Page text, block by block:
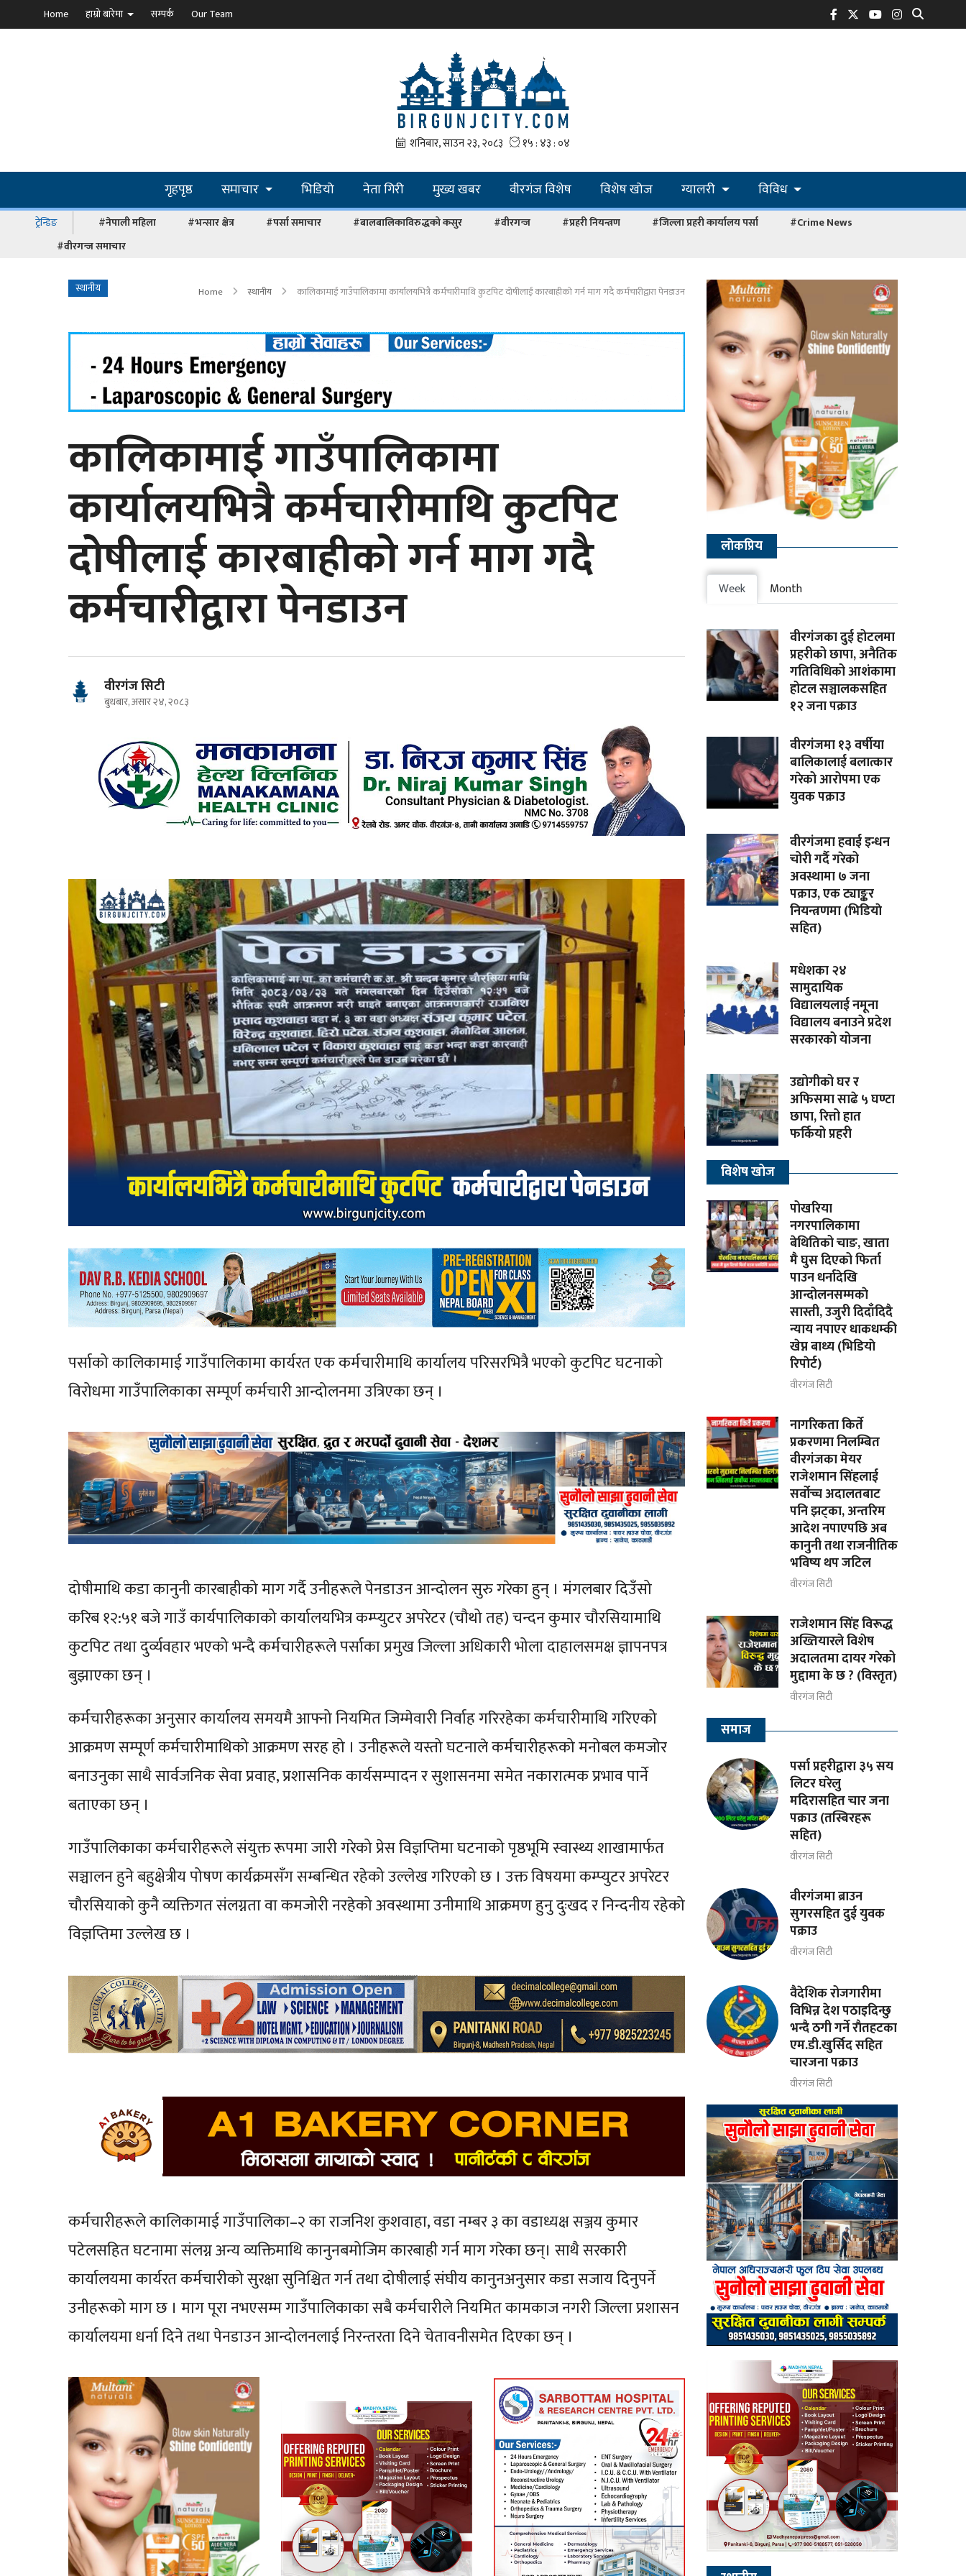
Home हाम्रो बारेमा सम्पर्क Our Team
गृहपृष्ठ समाचार भिडियो नेता गिरी मुख्य खबर वीरगंज विशेष विशेष खोज ग्यालरी विविध
ट्रेन्डिङ #नेपाली महिला #भन्सार क्षेत्र #पर्सा समाचार #बालबालिकाविरुद्धको कसुर #वीरगन्ज #प्रहरी नियन्त्रण #जिल्ला प्रहरी कार्यालय पर्सा
#Crime News
#वीरगन्ज समाचार
स्थानीय Home स्थानीय कालिकामाई गाउँपालिकामा कार्यालयभित्रै कर्मचारीमाथि कुटपिट दोषीलाई कारबाहीकाे गर्न माग गदै कर्मचारीद्वारा पेनडाउन
कालिकामाई गाउँपालिकामा
कार्यालयभित्रै कर्मचारीमाथि कुटपिट
दोषीलाई कारबाहीकाे गर्न माग गदै
कर्मचारीद्वारा पेनडाउन
वीरगंज सिटी
बुधबार, असार २४, २०८३
पर्साको कालिकामाई गाउँपालिकामा कार्यरत एक कर्मचारीमाथि कार्यालय परिसरभित्रै भएको कुटपिट घटनाको
विरोधमा गाउँपालिकाका सम्पूर्ण कर्मचारी आन्दोलनमा उत्रिएका छन् ।
दोषीमाथि कडा कानुनी कारबाहीको माग गर्दै उनीहरूले पेनडाउन आन्दोलन सुरु गरेका हुन् । मंगलबार दिउँसो
करिब १२:५१ बजे गाउँ कार्यपालिकाको कार्यालयभित्र कम्प्युटर अपरेटर (चौथो तह) चन्दन कुमार चौरसियामाथि
कुटपिट तथा दुर्व्यवहार भएको भन्दै कर्मचारीहरूले पर्साका प्रमुख जिल्ला अधिकारी भोला दाहालसमक्ष ज्ञापनपत्र
बुझाएका छन् ।
कर्मचारीहरूका अनुसार कार्यालय समयमै आफ्नो नियमित जिम्मेवारी निर्वाह गरिरहेका कर्मचारीमाथि गरिएको
आक्रमण सम्पूर्ण कर्मचारीमाथिको आक्रमण सरह हो । उनीहरूले यस्तो घटनाले कर्मचारीहरूको मनोबल कमजोर
बनाउनुका साथै सार्वजनिक सेवा प्रवाह, प्रशासनिक कार्यसम्पादन र सुशासनमा समेत नकारात्मक प्रभाव पार्ने
बताएका छन् ।
गाउँपालिकाका कर्मचारीहरूले संयुक्त रूपमा जारी गरेको प्रेस विज्ञप्तिमा घटनाको पृष्ठभूमि स्वास्थ्य शाखामार्फत
सञ्चालन हुने बहुक्षेत्रीय पोषण कार्यक्रमसँग सम्बन्धित रहेको उल्लेख गरिएको छ । उक्त विषयमा कम्प्युटर अपरेटर
चौरसियाको कुनै व्यक्तिगत संलग्नता वा कमजोरी नरहेको अवस्थामा उनीमाथि आक्रमण हुनु दुःखद र निन्दनीय रहेको
विज्ञप्तिमा उल्लेख छ ।
कर्मचारीहरूले कालिकामाई गाउँपालिका–२ का राजनिश कुशवाहा, वडा नम्बर ३ का वडाध्यक्ष सञ्जय कुमार
पटेलसहित घटनामा संलग्न अन्य व्यक्तिमाथि कानुनबमोजिम कारबाही गर्न माग गरेका छन्। साथै सरकारी
कार्यालयमा कार्यरत कर्मचारीको सुरक्षा सुनिश्चित गर्न तथा दोषीलाई संघीय कानुनअनुसार कडा सजाय दिनुपर्ने
उनीहरूको माग छ । माग पूरा नभएसम्म गाउँपालिकाका सबै कर्मचारीले नियमित कामकाज नगरी जिल्ला प्रशासन
कार्यालयमा धर्ना दिने तथा पेनडाउन आन्दोलनलाई निरन्तरता दिने चेतावनीसमेत दिएका छन् ।
लाेकप्रिय
Week Month
वीरगंजका दुई होटलमा
प्रहरीको छापा, अनैतिक
गतिविधिको आशंकामा
होटल सञ्चालकसहित
१२ जना पक्राउ
वीरगंजमा १३ वर्षीया
बालिकालाई बलात्कार
गरेको आरोपमा एक
युवक पक्राउ
वीरगंजमा हवाई इन्धन
चोरी गर्दै गरेको
अवस्थामा ७ जना
पक्राउ, एक ट्याङ्कर
नियन्त्रणमा (भिडियाे
सहित)
मधेशका २४
सामुदायिक
विद्यालयलाई नमूना
विद्यालय बनाउने प्रदेश
सरकारको योजना
उद्योगीको घर र
अफिसमा साढे ५ घण्टा
छापा, रित्तो हात
फर्कियो प्रहरी
विशेष खोज
पोखरिया
नगरपालिकामा
बेथितिको चाङ, खाता
मै घुस दिएको फिर्ता
पाउन धर्नादेखि
आन्दोलनसम्मकाे
सास्ती, उजुरी दिदाँदिदै
न्याय नपाएर धाकधम्की
खेप्न बाध्य (भिडियाे
रिपाेर्ट)
वीरगंज सिटी
नागरिकता किर्ते
प्रकरणमा निलम्बित
वीरगंजका मेयर
राजेशमान सिंहलाई
सर्वोच्च अदालतबाट
पनि झट्का, अन्तरिम
आदेश नपाएपछि अब
कानुनी तथा राजनीतिक
भविष्य थप जटिल
वीरगंज सिटी
राजेशमान सिंह विरूद्ध
अख्तियारले विशेष
अदालतमा दायर गरेको
मुद्दामा के छ ? (विस्तृत)
वीरगंज सिटी
समाज
पर्सा प्रहरीद्वारा ३५ सय
लिटर घरेलु
मदिरासहित चार जना
पक्राउ (तस्बिरहरू
सहित)
वीरगंज सिटी
वीरगंजमा ब्राउन
सुगरसहित दुई युवक
पक्राउ
वीरगंज सिटी
वैदेशिक रोजगारीमा
विभिन्न देश पठाइदिन्छु
भन्दै ठगी गर्ने राैतहटका
एम.डी.खुर्सिद सहित
चारजना पक्राउ
वीरगंज सिटी